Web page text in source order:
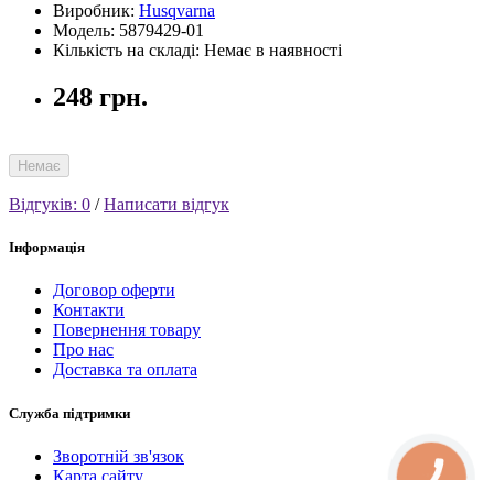
Виробник: Husqvarna
Модель: 5879429-01
Кількість на складі: Немає в наявності
248 грн.
Немає
Відгуків: 0 /Написати відгук
Інформація
Договор оферти
Контакти
Повернення товару
Про нас
Доставка та оплата
Служба підтримки
Зворотній зв'язок
Карта сайту
КНОПКА